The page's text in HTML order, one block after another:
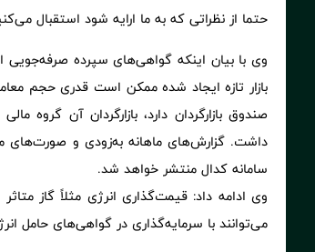
حتما از نظراتی که به ما ارایه شود استقبال
وی با بیان اینکه گواهی‌های سپرده صرفه‌جویی
بازار تازه ایجاد شده ممکن است قدری حجم
صندوق بازارگردان دارد، بازارگردان آن گروه
داشت. گزارش‌های ماهانه به‌زودی و صورت‌های
سامانه کدال منتشر خواهد شد.
وی ادامه داد: قیمت‌گذاری انرژی مثلاً گاز
می‌توانند با سرمایه‌گذاری در گواهی‌های حامل